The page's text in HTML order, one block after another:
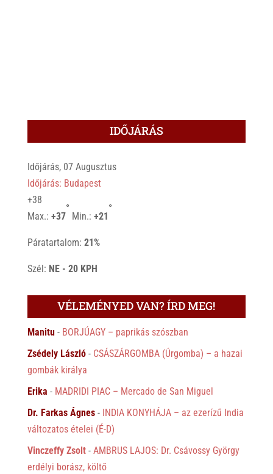
IDŐJÁRÁS
Időjárás, 07 Augusztus
Időjárás: Budapest
+38
Max.: +37
°
Min.: +21
°
Páratartalom: 21%
Szél: NE - 20 KPH
VÉLEMÉNYED VAN? ÍRD MEG!
Manitu- BORJÚAGY – paprikás szószban
Zsédely László- CSÁSZÁRGOMBA (Úrgomba) – a hazai
gombák királya
Erika - MADRIDI PIAC – Mercado de San Miguel
Dr. Farkas Ágnes- INDIA KONYHÁJA – az ezerízű India
változatos ételei (É-D)
Vinczeffy Zsolt- AMBRUS LAJOS: Dr. Csávossy György
erdélyi borász, költő